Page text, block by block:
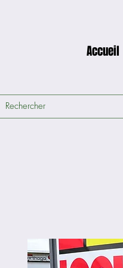
Accueil